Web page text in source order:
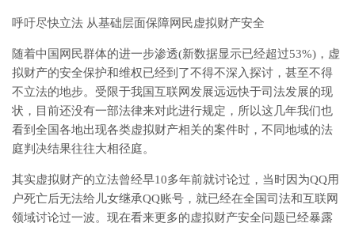
呼吁尽快立法 从基础层面保障网民虚拟财产安全
随着中国网民群体的进一步渗透(新数据显示已经超过53%)，虚
拟财产的安全保护和维权已经到了不得不深入探讨，甚至不得
不立法的地步。受限于我国互联网发展远远快于司法发展的现
状，目前还没有一部法律来对此进行规定，所以这几年我们也
看到全国各地出现各类虚拟财产相关的案件时，不同地域的法
庭判决结果往往大相径庭。
其实虚拟财产的立法曾经早10多年前就讨论过，当时因为QQ用
户死亡后无法给儿女继承QQ账号，就已经在全国司法和互联网
领域讨论过一波。现在看来更多的虚拟财产安全问题已经暴露